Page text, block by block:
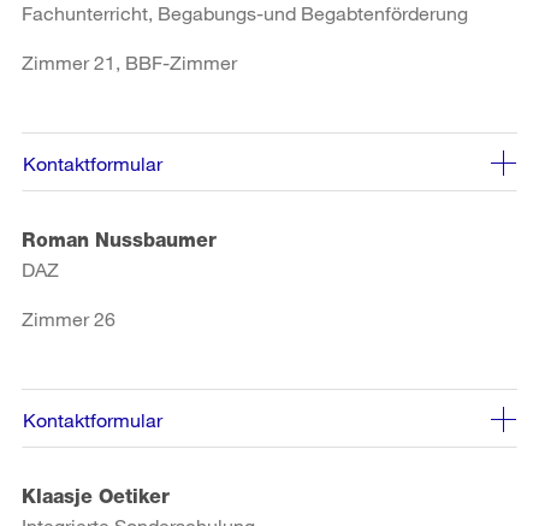
Fachunterricht, Begabungs-und Begabtenförderung
Zimmer 21, BBF-Zimmer
Kontaktformular
Roman Nussbaumer
DAZ
Zimmer 26
Kontaktformular
Klaasje Oetiker